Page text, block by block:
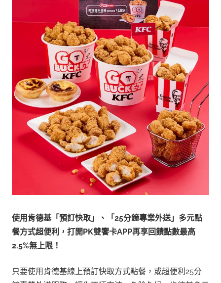
使用肯德基「預訂快取」、「25分鐘專業外送」多元點
餐方式超便利，打開PK雙饗卡APP再享回饋點數最高
2.5%無上限！
只要使用肯德基線上預訂快取方式點餐，或超便利25分